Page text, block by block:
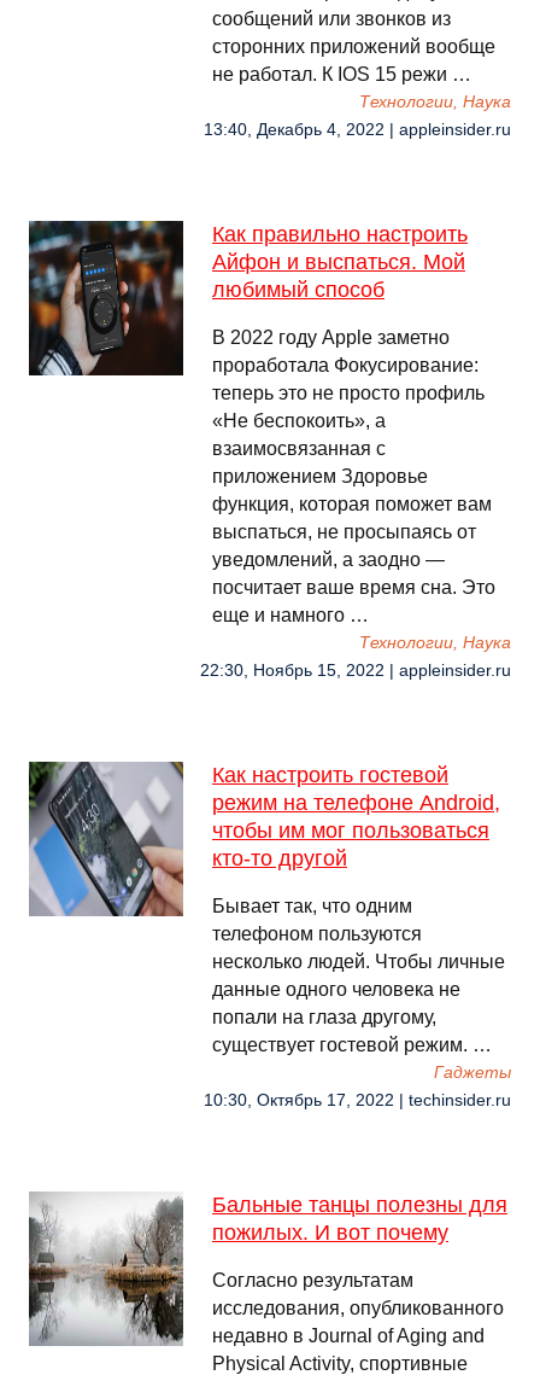
сообщений или звонков из
сторонних приложений вообще
не работал. К IOS 15 режи …
Технологии, Наука
13:40, Декабрь 4, 2022 | appleinsider.ru
Как правильно настроить
Айфон и выспаться. Мой
любимый способ
В 2022 году Apple заметно
проработала Фокусирование:
теперь это не просто профиль
«Не беспокоить», а
взаимосвязанная с
приложением Здоровье
функция, которая поможет вам
выспаться, не просыпаясь от
уведомлений, а заодно —
посчитает ваше время сна. Это
еще и намного …
Технологии, Наука
22:30, Ноябрь 15, 2022 | appleinsider.ru
Как настроить гостевой
режим на телефоне Android,
чтобы им мог пользоваться
кто-то другой
Бывает так, что одним
телефоном пользуются
несколько людей. Чтобы личные
данные одного человека не
попали на глаза другому,
существует гостевой режим. …
Гаджеты
10:30, Октябрь 17, 2022 | techinsider.ru
Бальные танцы полезны для
пожилых. И вот почему
Согласно результатам
исследования, опубликованного
недавно в Journal of Aging and
Physical Activity, спортивные